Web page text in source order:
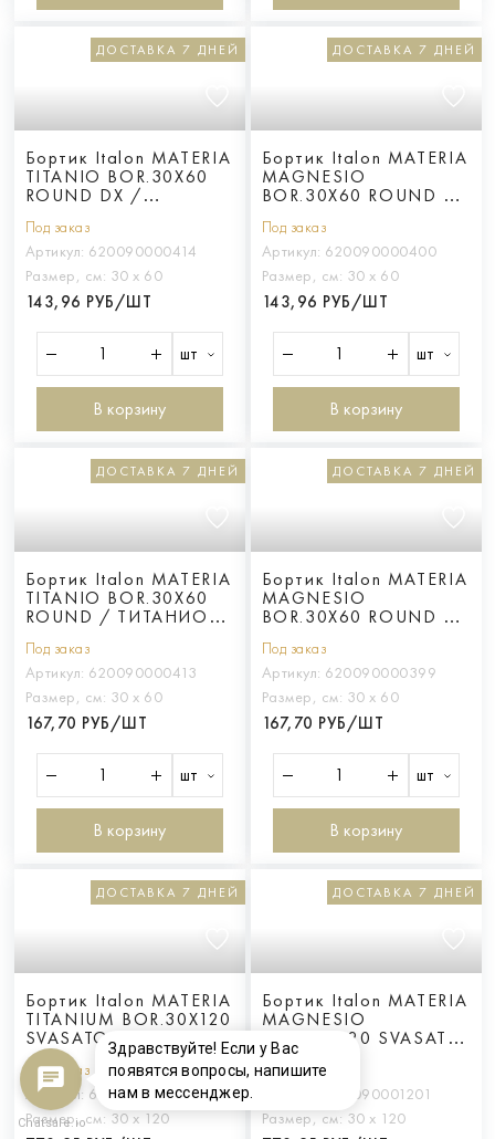
ДОСТАВКА 7 ДНЕЙ
Бортик Italon MATERIA
TITANIO BOR.30X60
ROUND DX /
ЗАКРУГЛ.ПР
Под заказ
Артикул: 620090000414
Размер, см: 30 х 60
143,96 РУБ/ШТ
шт
В корзину
ДОСТАВКА 7 ДНЕЙ
Бортик Italon MATERIA
MAGNESIO
BOR.30X60 ROUND DX
ЗАКРУГЛ.ПР
Под заказ
Артикул: 620090000400
Размер, см: 30 х 60
143,96 РУБ/ШТ
шт
В корзину
ДОСТАВКА 7 ДНЕЙ
Бортик Italon MATERIA
TITANIO BOR.30X60
ROUND / ТИТАНИО
ЗАКРУГЛЁННЫЙ
Под заказ
Артикул: 620090000413
Размер, см: 30 х 60
167,70 РУБ/ШТ
шт
В корзину
ДОСТАВКА 7 ДНЕЙ
Бортик Italon MATERIA
MAGNESIO
BOR.30X60 ROUND /
ЗАКРУГЛЁННЫЙ
Под заказ
Артикул: 620090000399
Размер, см: 30 х 60
167,70 РУБ/ШТ
шт
В корзину
ДОСТАВКА 7 ДНЕЙ
Бортик Italon MATERIA
TITANIUM BOR.30X120
SVASATO ROUND SX /
МАТ.ТИТАНИО 30X120
С ВЫЕМ.ЗАК.ЛЕВ
Под заказ
Артикул: 620090001202
Размер, см: 30 х 120
ДОСТАВКА 7 ДНЕЙ
Бортик Italon MATERIA
MAGNESIO
BOR.30X120 SVASATO
ROUND SX /
МАТ.МАГНЕЗИО
ВЫЕМ.ЗАК.ЛЕВ
Под заказ
620090001201
Размер, см: 30 х 120
Здравствуйте! Если у Вас
появятся вопросы, напишите
нам в мессенджер.
Chatsale.io